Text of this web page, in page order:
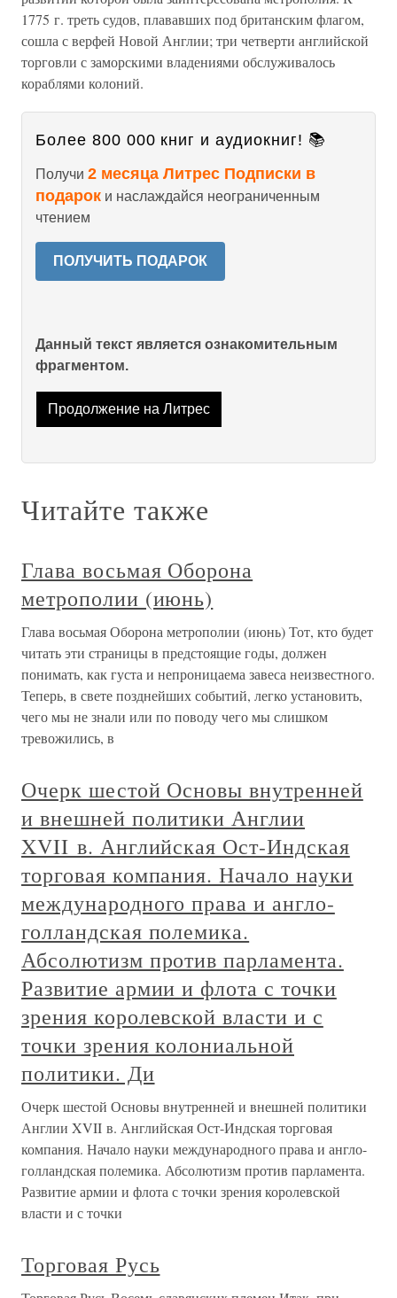
1775 г. треть судов, плававших под британским флагом,
сошла с верфей Новой Англии; три четверти английской
торговли с заморскими владениями обслуживалось
кораблями колоний.
Более 800 000 книг и аудиокниг! 📚
Получи 2 месяца Литрес Подписки в
подарок и наслаждайся неограниченным
чтением
ПОЛУЧИТЬ ПОДАРОК
Данный текст является ознакомительным
фрагментом.
Продолжение на Литрес
Читайте также
Глава восьмая Оборона
метрополии (июнь)
Глава восьмая Оборона метрополии (июнь) Тот, кто будет
читать эти страницы в предстоящие годы, должен
понимать, как густа и непроницаема завеса неизвестного.
Теперь, в свете позднейших событий, легко установить,
чего мы не знали или по поводу чего мы слишком
тревожились, в
Очерк шестой Основы внутренней
и внешней политики Англии
XVII в. Английская Ост-Индская
торговая компания. Начало науки
международного права и англо-
голландская полемика.
Абсолютизм против парламента.
Развитие армии и флота с точки
зрения королевской власти и с
точки зрения колониальной
политики. Ди
Очерк шестой Основы внутренней и внешней политики
Англии XVII в. Английская Ост-Индская торговая
компания. Начало науки международного права и англо-
голландская полемика. Абсолютизм против парламента.
Развитие армии и флота с точки зрения королевской
власти и с точки
Торговая Русь